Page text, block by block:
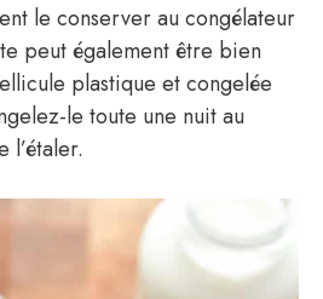
le conserver au congélateur
peut également être bien
plastique et congelée
le toute une nuit au
l’étaler.